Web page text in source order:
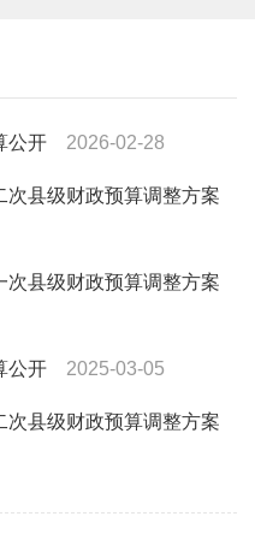
公开 2026-02-28
县级财政预算调整方案
县级财政预算调整方案
公开 2025-03-05
县级财政预算调整方案